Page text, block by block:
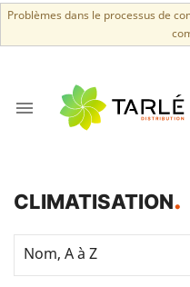
Problèmes dans le processus de

CLIMATISATION
Nom, A à Z